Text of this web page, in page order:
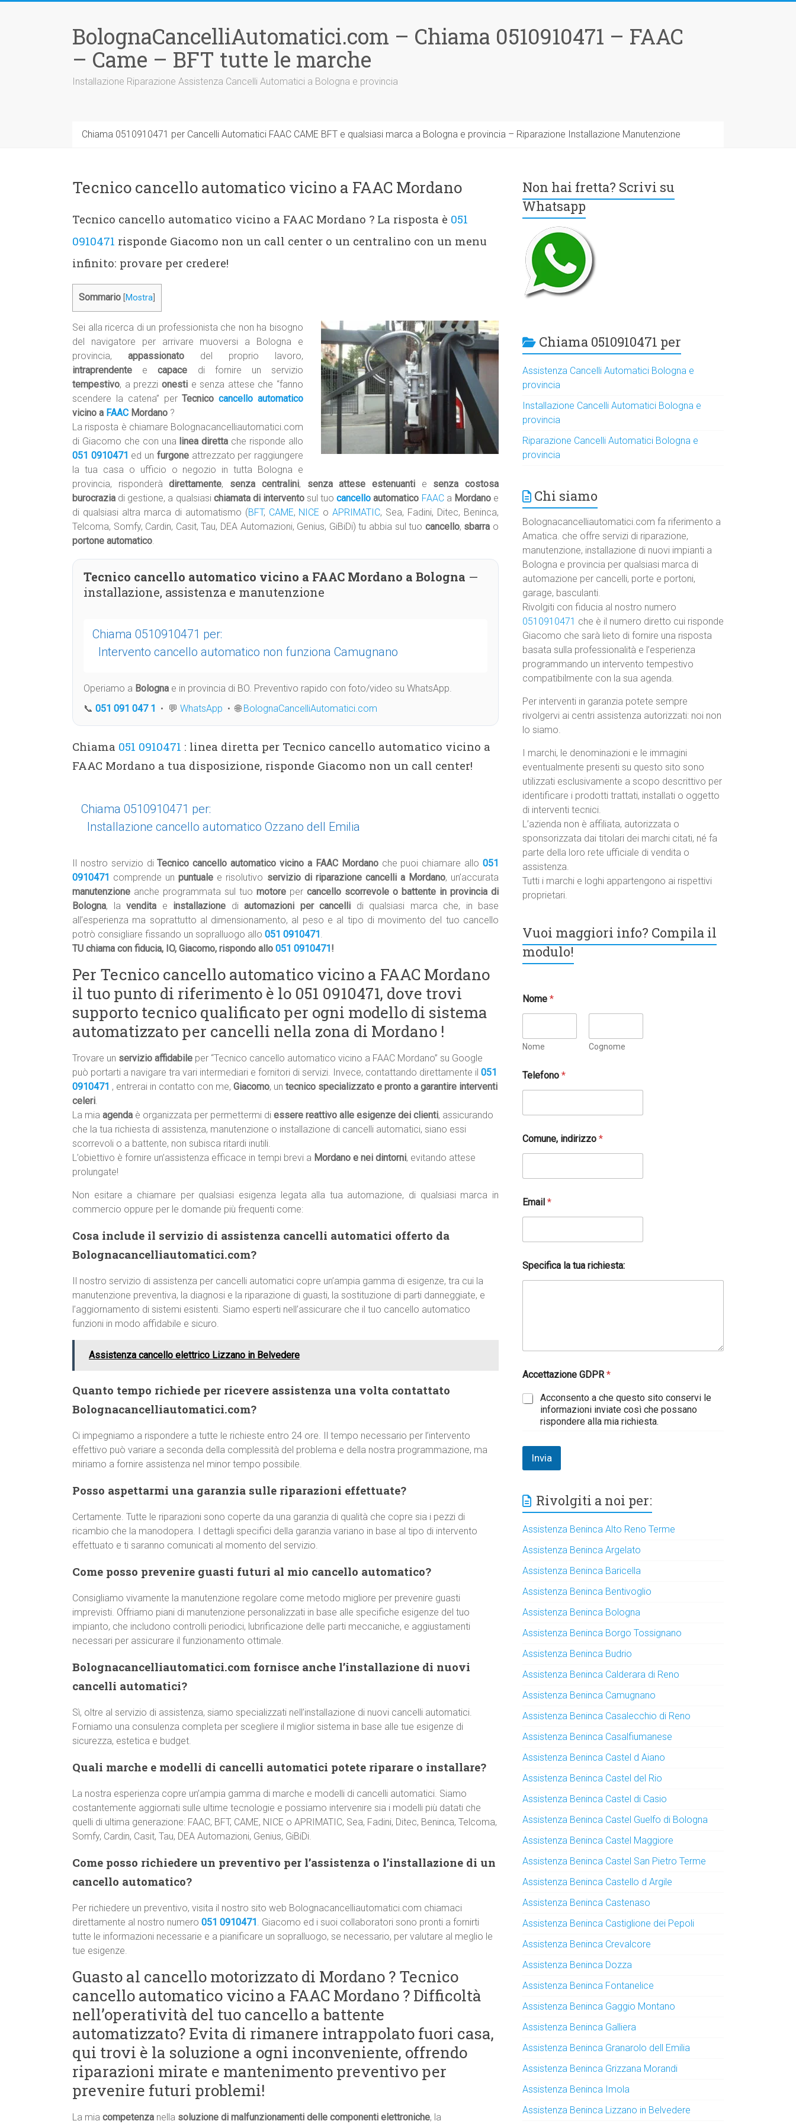
BolognaCancelliAutomatici.com – Chiama 0510910471 – FAAC
– Came – BFT tutte le marche
Installazione Riparazione Assistenza Cancelli Automatici a Bologna e provincia
Chiama 0510910471 per Cancelli Automatici FAAC CAME BFT e qualsiasi marca a Bologna e provincia – Riparazione Installazione Manutenzione
Tecnico cancello automatico vicino a FAAC Mordano
Tecnico cancello automatico vicino a FAAC Mordano ? La risposta è 051
0910471 risponde Giacomo non un call center o un centralino con un menu
infinito: provare per credere!
Sommario Mostra
Sei alla ricerca di un professionista che non ha bisogno
del navigatore per arrivare muoversi a Bologna e
provincia, appassionato del proprio lavoro,
intraprendente ecapace di fornire un servizio
tempestivo, a prezzi onestie senza attese che “fanno
scendere la catena” perTecnicocancello automatico
vicino a FAAC Mordano ?
La risposta è chiamare Bolognacancelliautomatici.com
di Giacomo che con una linea diretta che risponde allo
051 0910471 ed un furgoneattrezzato per raggiungere
la tua casa o ufficio o negozio in tutta Bologna e
provincia, risponderàdirettamente, senza centralini, senza attese estenuantie senza costosa
burocrazia di gestione, a qualsiasi chiamata di interventosul tuocancello automatico FAACa Mordano e
di qualsiasi altra marca di automatismo (BFT, CAME, NICE oAPRIMATIC, Sea, Fadini, Ditec, Beninca,
Telcoma, Somfy, Cardin, Casit, Tau, DEA Automazioni, Genius, GiBiDi) tu abbia sul tuo cancello, sbarra o
portone automatico.
Tecnico cancello automatico vicino a FAAC Mordano a Bologna —
installazione, assistenza e manutenzione
Chiama 0510910471 per:
Intervento cancello automatico non funziona Camugnano
Operiamo a Bologna e in provincia di BO. Preventivo rapido con foto/video su WhatsApp.
📞 051 091 047 1 • 💬 WhatsApp • 🌐 BolognaCancelliAutomatici.com
Chiama 051 0910471 : linea diretta per Tecnico cancello automatico vicino a
FAAC Mordano a tua disposizione, risponde Giacomo non un call center!
Chiama 0510910471 per:
Installazione cancello automatico Ozzano dell Emilia
Il nostro servizio diTecnico cancello automatico vicino a FAAC Mordanoche puoi chiamare allo051
0910471 comprende unpuntuale e risolutivo servizio di riparazione cancelli a Mordano, un’accurata
manutenzione anche programmata sul tuo motore per cancello scorrevole o battente in provincia di
Bologna, la vendita e installazione di automazioni per cancelli di qualsiasi marca che, in base
all’esperienza ma soprattutto al dimensionamento, al peso e al tipo di movimento del tuo cancello
potrò consigliare fissando un sopralluogo allo 051 0910471 .
TU chiama con fiducia, IO, Giacomo, rispondo allo 051 0910471 !
Per Tecnico cancello automatico vicino a FAAC Mordano
il tuo punto di riferimento è lo 051 0910471, dove trovi
supporto tecnico qualificato per ogni modello di sistema
automatizzato per cancelli nella zona di Mordano !
Trovare un servizio affidabile per “Tecnico cancello automatico vicino a FAAC Mordano” su Google
può portarti a navigare tra vari intermediari e fornitori di servizi. Invece, contattando direttamente il 051
0910471 , entrerai in contatto con me, Giacomo, un tecnico specializzato e pronto a garantire interventi
celeri.
La mia agenda è organizzata per permettermi di essere reattivo alle esigenze dei clienti, assicurando
che la tua richiesta di assistenza, manutenzione o installazione di cancelli automatici, siano essi
scorrevoli o a battente, non subisca ritardi inutili.
L’obiettivo è fornire un’assistenza efficace in tempi brevi a Mordano e nei dintorni, evitando attese
prolungate!
Non esitare a chiamare per qualsiasi esigenza legata alla tua automazione, di qualsiasi marca in
commercio oppure per le domande più frequenti come:
Cosa include il servizio di assistenza cancelli automatici offerto da
Bolognacancelliautomatici.com?
Il nostro servizio di assistenza per cancelli automatici copre un’ampia gamma di esigenze, tra cui la
manutenzione preventiva, la diagnosi e la riparazione di guasti, la sostituzione di parti danneggiate, e
l’aggiornamento di sistemi esistenti. Siamo esperti nell’assicurare che il tuo cancello automatico
funzioni in modo affidabile e sicuro.
Assistenza cancello elettrico Lizzano in Belvedere
Quanto tempo richiede per ricevere assistenza una volta contattato
Bolognacancelliautomatici.com?
Ci impegniamo a rispondere a tutte le richieste entro 24 ore. Il tempo necessario per l’intervento
effettivo può variare a seconda della complessità del problema e della nostra programmazione, ma
miriamo a fornire assistenza nel minor tempo possibile.
Posso aspettarmi una garanzia sulle riparazioni effettuate?
Certamente. Tutte le riparazioni sono coperte da una garanzia di qualità che copre sia i pezzi di
ricambio che la manodopera. I dettagli specifici della garanzia variano in base al tipo di intervento
effettuato e ti saranno comunicati al momento del servizio.
Come posso prevenire guasti futuri al mio cancello automatico?
Consigliamo vivamente la manutenzione regolare come metodo migliore per prevenire guasti
imprevisti. Offriamo piani di manutenzione personalizzati in base alle specifiche esigenze del tuo
impianto, che includono controlli periodici, lubrificazione delle parti meccaniche, e aggiustamenti
necessari per assicurare il funzionamento ottimale.
Bolognacancelliautomatici.com fornisce anche l’installazione di nuovi
cancelli automatici?
Sì, oltre al servizio di assistenza, siamo specializzati nell’installazione di nuovi cancelli automatici.
Forniamo una consulenza completa per scegliere il miglior sistema in base alle tue esigenze di
sicurezza, estetica e budget.
Quali marche e modelli di cancelli automatici potete riparare o installare?
La nostra esperienza copre un’ampia gamma di marche e modelli di cancelli automatici. Siamo
costantemente aggiornati sulle ultime tecnologie e possiamo intervenire sia i modelli più datati che
quelli di ultima generazione: FAAC, BFT, CAME, NICE o APRIMATIC, Sea, Fadini, Ditec, Beninca, Telcoma,
Somfy, Cardin, Casit, Tau, DEA Automazioni, Genius, GiBiDi.
Come posso richiedere un preventivo per l’assistenza o l’installazione di un
cancello automatico?
Per richiedere un preventivo, visita il nostro sito web Bolognacancelliautomatici.com chiamaci
direttamente al nostro numero 051 0910471 . Giacomo ed i suoi collaboratori sono pronti a fornirti
tutte le informazioni necessarie e a pianificare un sopralluogo, se necessario, per valutare al meglio le
tue esigenze.
Guasto al cancello motorizzato di Mordano ? Tecnico
cancello automatico vicino a FAAC Mordano ? Difficoltà
nell’operatività del tuo cancello a battente
automatizzato? Evita di rimanere intrappolato fuori casa,
qui trovi è la soluzione a ogni inconveniente, offrendo
riparazioni mirate e mantenimento preventivo per
prevenire futuri problemi!
La mia competenza nella soluzione di malfunzionamenti delle componenti elettroniche, la
Non hai fretta? Scrivi su
Whatsapp
Chiama 0510910471 per
Assistenza Cancelli Automatici Bologna e
provincia
Installazione Cancelli Automatici Bologna e
provincia
Riparazione Cancelli Automatici Bologna e
provincia
Chi siamo
Bolognacancelliautomatici.com fa riferimento a
Amatica. che offre servizi di riparazione,
manutenzione, installazione di nuovi impianti a
Bologna e provincia per qualsiasi marca di
automazione per cancelli, porte e portoni,
garage, basculanti.
Rivolgiti con fiducia al nostro numero
0510910471 che è il numero diretto cui risponde
Giacomo che sarà lieto di fornire una risposta
basata sulla professionalità e l’esperienza
programmando un intervento tempestivo
compatibilmente con la sua agenda.
Per interventi in garanzia potete sempre
rivolgervi ai centri assistenza autorizzati: noi non
lo siamo.
I marchi, le denominazioni e le immagini
eventualmente presenti su questo sito sono
utilizzati esclusivamente a scopo descrittivo per
identificare i prodotti trattati, installati o oggetto
di interventi tecnici.
L’azienda non è affiliata, autorizzata o
sponsorizzata dai titolari dei marchi citati, né fa
parte della loro rete ufficiale di vendita o
assistenza.
Tutti i marchi e loghi appartengono ai rispettivi
proprietari.
Vuoi maggiori info? Compila il
modulo!
Nome*
Nome Cognome
Telefono*
Comune, indirizzo*
Email*
Specifica la tua richiesta:
Accettazione GDPR*
Acconsento a che questo sito conservi le
informazioni inviate così che possano
rispondere alla mia richiesta.
Invia
Rivolgiti a noi per:
Assistenza Beninca Alto Reno Terme
Assistenza Beninca Argelato
Assistenza Beninca Baricella
Assistenza Beninca Bentivoglio
Assistenza Beninca Bologna
Assistenza Beninca Borgo Tossignano
Assistenza Beninca Budrio
Assistenza Beninca Calderara di Reno
Assistenza Beninca Camugnano
Assistenza Beninca Casalecchio di Reno
Assistenza Beninca Casalfiumanese
Assistenza Beninca Castel d Aiano
Assistenza Beninca Castel del Rio
Assistenza Beninca Castel di Casio
Assistenza Beninca Castel Guelfo di Bologna
Assistenza Beninca Castel Maggiore
Assistenza Beninca Castel San Pietro Terme
Assistenza Beninca Castello d Argile
Assistenza Beninca Castenaso
Assistenza Beninca Castiglione dei Pepoli
Assistenza Beninca Crevalcore
Assistenza Beninca Dozza
Assistenza Beninca Fontanelice
Assistenza Beninca Gaggio Montano
Assistenza Beninca Galliera
Assistenza Beninca Granarolo dell Emilia
Assistenza Beninca Grizzana Morandi
Assistenza Beninca Imola
Assistenza Beninca Lizzano in Belvedere